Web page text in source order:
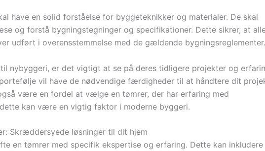
have en solid forståelse for byggeteknikker og materialer. De skal
og forstå bygningstegninger og specifikationer. Dette sikrer, at
udført i overensstemmelse med de gældende bygningsreglementer.
nybyggeri, er det vigtigt at se på deres tidligere projekter og
vil have de nødvendige færdigheder til at håndtere dit
være en fordel at vælge en tømrer, der har erfaring med
kan være en vigtig faktor i moderne byggeri.
Skræddersyede løsninger til dit hjem
en tømrer med specifik ekspertise og erfaring. Dette kan inkludere